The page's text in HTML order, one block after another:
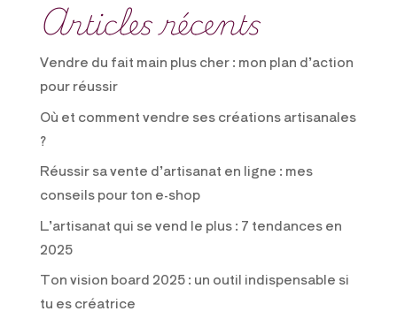
Articles récents
Vendre du fait main plus cher : mon plan d’action
pour réussir
Où et comment vendre ses créations artisanales
?
Réussir sa vente d’artisanat en ligne : mes
conseils pour ton e-shop
L’artisanat qui se vend le plus : 7 tendances en
2025
Ton vision board 2025 : un outil indispensable si
tu es créatrice